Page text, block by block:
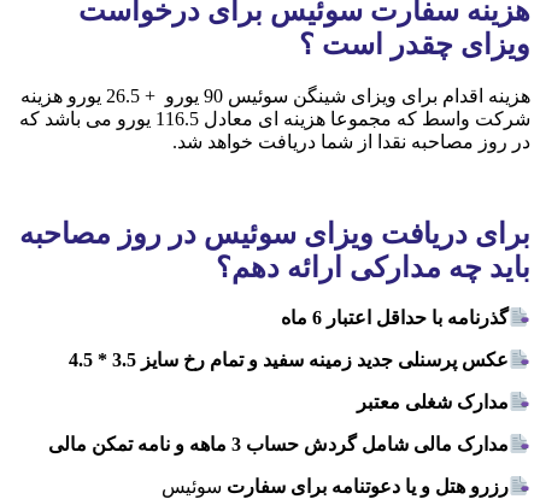
هزینه سفارت سوئیس برای درخواست
ویزای چقدر است ؟
هزینه اقدام برای ویزای شینگن سوئیس 90 یورو + 26.5 یورو هزینه
شرکت واسط که مجموعا هزینه ای معادل 116.5 یورو می باشد که
در روز مصاحبه نقدا از شما دریافت خواهد شد.
برای دریافت ویزای سوئیس در روز مصاحبه
باید چه مدارکی ارائه دهم؟
گذرنامه با حداقل اعتبار 6 ماه
عکس پرسنلی جدید زمینه سفید و تمام رخ سایز 3.5 * 4.5
مدارک شغلی معتبر
مدارک مالی شامل گردش حساب 3 ماهه و نامه تمکن مالی
رزرو هتل و یا دعوتنامه برای سفارت سوئیس